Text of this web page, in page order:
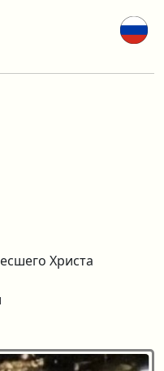
Христа